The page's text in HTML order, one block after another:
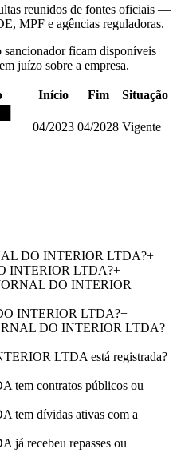
reunidos de fontes oficiais —
MPF e agências reguladoras.
sancionador ficam disponíveis
juízo sobre a empresa.
Início Fim
Situação
04/2023 04/2028 Vigente
DO INTERIOR LTDA?+
INTERIOR LTDA?+
DO INTERIOR
INTERIOR LTDA?+
DO INTERIOR LTDA?
LTDA está registrada?
tem contratos públicos ou
tem dívidas ativas com a
recebeu repasses ou